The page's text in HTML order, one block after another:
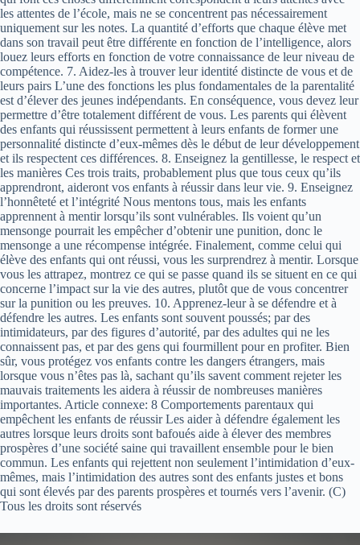
les attentes de l’école, mais ne se concentrent pas nécessairement
uniquement sur les notes. La quantité d’efforts que chaque élève met
dans son travail peut être différente en fonction de l’intelligence, alors
louez leurs efforts en fonction de votre connaissance de leur niveau de
compétence. 7. Aidez-les à trouver leur identité distincte de vous et de
leurs pairs L’une des fonctions les plus fondamentales de la parentalité
est d’élever des jeunes indépendants. En conséquence, vous devez leur
permettre d’être totalement différent de vous. Les parents qui élèvent
des enfants qui réussissent permettent à leurs enfants de former une
personnalité distincte d’eux-mêmes dès le début de leur développement
et ils respectent ces différences. 8. Enseignez la gentillesse, le respect et
les manières Ces trois traits, probablement plus que tous ceux qu’ils
apprendront, aideront vos enfants à réussir dans leur vie. 9. Enseignez
l’honnêteté et l’intégrité Nous mentons tous, mais les enfants
apprennent à mentir lorsqu’ils sont vulnérables. Ils voient qu’un
mensonge pourrait les empêcher d’obtenir une punition, donc le
mensonge a une récompense intégrée. Finalement, comme celui qui
élève des enfants qui ont réussi, vous les surprendrez à mentir. Lorsque
vous les attrapez, montrez ce qui se passe quand ils se situent en ce qui
concerne l’impact sur la vie des autres, plutôt que de vous concentrer
sur la punition ou les preuves. 10. Apprenez-leur à se défendre et à
défendre les autres. Les enfants sont souvent poussés; par des
intimidateurs, par des figures d’autorité, par des adultes qui ne les
connaissent pas, et par des gens qui fourmillent pour en profiter. Bien
sûr, vous protégez vos enfants contre les dangers étrangers, mais
lorsque vous n’êtes pas là, sachant qu’ils savent comment rejeter les
mauvais traitements les aidera à réussir de nombreuses manières
importantes. Article connexe: 8 Comportements parentaux qui
empêchent les enfants de réussir Les aider à défendre également les
autres lorsque leurs droits sont bafoués aide à élever des membres
prospères d’une société saine qui travaillent ensemble pour le bien
commun. Les enfants qui rejettent non seulement l’intimidation d’eux-
mêmes, mais l’intimidation des autres sont des enfants justes et bons
qui sont élevés par des parents prospères et tournés vers l’avenir. (C)
Tous les droits sont réservés